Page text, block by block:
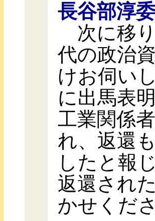
長谷部淳
次に移
代の政治
けお伺い
に出馬表
工業関係
れ、返還
したと報
返還され
かせくだ